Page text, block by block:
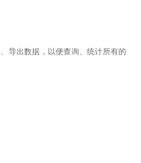
导出数据，以便查询、统计所有的